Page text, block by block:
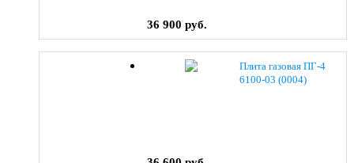
36 900 руб.
Плита газовая ПГ-4
6100-03 (0004)